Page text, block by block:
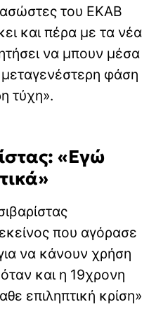
του ΕΚΑΒ
και πέρα με τα νέα
να μπουν μέσα
μεταγενέστερη φάση
τύχη».
«Εγώ
που αγόρασε
να κάνουν χρήση
και η 19χρονη
επιληπτική κρίση»